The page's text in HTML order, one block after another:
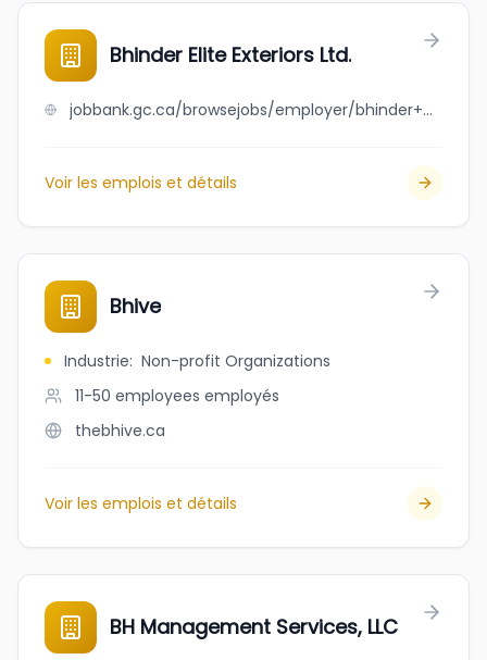
Bhinder Elite Exteriors Ltd.
jobbank.gc.ca/browsejobs/employer/bhinder+elite+exteriors+ltd./ca
Voir les emplois et détails
Bhive
Industrie: Non-profit Organizations
11-50 employees employés
thebhive.ca
Voir les emplois et détails
BH Management Services, LLC